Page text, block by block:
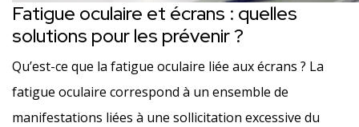
Fatigue oculaire et écrans : quelles
solutions pour les prévenir ?
Qu’est-ce que la fatigue oculaire liée aux écrans ? La
fatigue oculaire correspond à un ensemble de
manifestations liées à une sollicitation excessive du